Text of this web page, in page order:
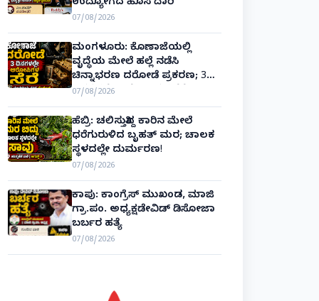
ಉದ್ಯೋಗದ ಹೊಸ ದಾರಿ
07/08/2026
ಮಂಗಳೂರು: ಕೊಣಾಜೆಯಲ್ಲಿ
ವೃದ್ಧೆಯ ಮೇಲೆ ಹಲ್ಲೆ ನಡೆಸಿ
ಚಿನ್ನಾಭರಣ ದರೋಡೆ ಪ್ರಕರಣ; 3
ದಿನಗಳಲ್ಲೇ ಆರೋಪಿಗಳ ಸೆರೆ!
07/08/2026
ಹೆಬ್ರಿ: ಚಲಿಸುತ್ತಿದ್ದ ಕಾರಿನ ಮೇಲೆ
ಧರೆಗುರುಳಿದ ಬೃಹತ್ ಮರ; ಚಾಲಕ
ಸ್ಥಳದಲ್ಲೇ ದುರ್ಮರಣ!
07/08/2026
ಕಾಪು: ಕಾಂಗ್ರೆಸ್ ಮುಖಂಡ, ಮಾಜಿ
ಗ್ರಾ.ಪಂ. ಅಧ್ಯಕ್ಷಡೇವಿಡ್ ಡಿಸೋಜಾ
ಬರ್ಬರ ಹತ್ಯೆ
07/08/2026